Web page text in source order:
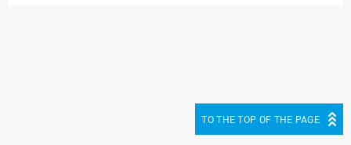
TO THE TOP OF THE PAGE